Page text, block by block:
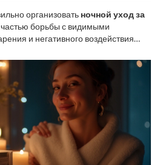
организовать ночной уход за
частью борьбы с видимыми
и негативного воздействия
Не пожалейте времени,
средства и создать благоприятную
обязательно вас отблагодарит